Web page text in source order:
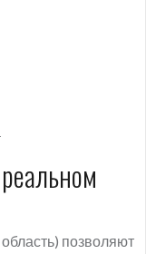
позволяют